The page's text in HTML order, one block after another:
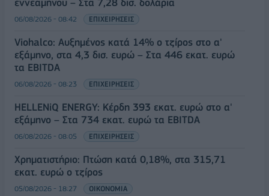
06/08/2026 - 08:42 ΕΠΙΧΕΙΡΗΣΕΙΣ
Viohalco: Αυξημένος κατά 14% ο τζίρος στο α'
εξάμηνο, στα 4,3 δισ. ευρώ – Στα 446 εκατ. ευρώ
τα EBITDA
06/08/2026 - 08:23 ΕΠΙΧΕΙΡΗΣΕΙΣ
HELLENiQ ENERGY: Κέρδη 393 εκατ. ευρώ στο α'
εξάμηνο – Στα 734 εκατ. ευρώ τα EBITDA
06/08/2026 - 08:05 ΕΠΙΧΕΙΡΗΣΕΙΣ
Χρηματιστήριο: Πτώση κατά 0,18%, στα 315,71
εκατ. ευρώ ο τζίρος
05/08/2026 - 18:27 ΟΙΚΟΝΟΜΙΑ